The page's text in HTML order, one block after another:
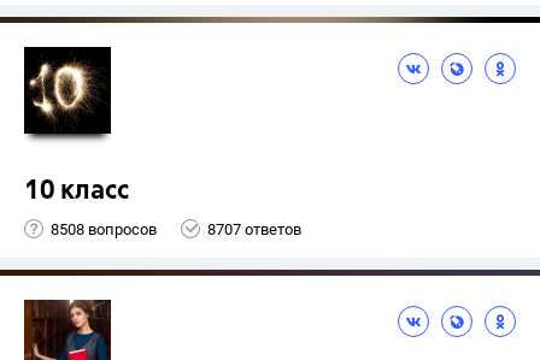
10 класс
8508 вопросов 8707 ответов